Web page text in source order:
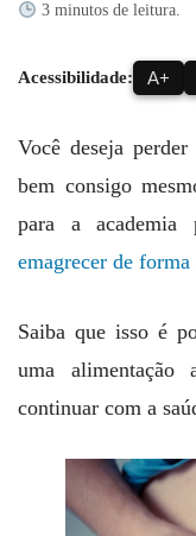
3 minutos de leitura.
Acessibilidade: A+
Você deseja
bem consigo
para a academia
emagrecer de forma
Saiba que isso é
uma alimentação
continuar com a